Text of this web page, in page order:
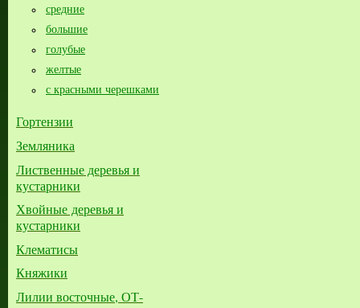
средние
большие​
голубые
желтые
с красными черешками
Гортензии
Земляника
Лиственные деревья и
кустарники
Хвойные деревья и
кустарники
Клематисы
Княжики
Лилии восточные, ОТ-